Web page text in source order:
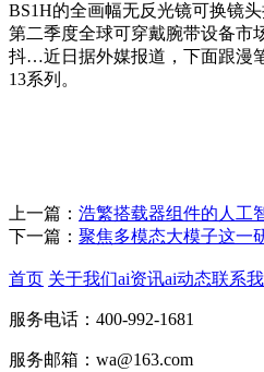
BS1H的全画幅无反光镜可换镜
第二季度全球可穿戴腕带设备市
抖…近日据外媒报道，下面跟漫
13系列。
上一篇： 浩繁搭载器组件的人工
下一篇： 聚焦多模态大模子这一
首页 关于我们ai资讯ai动态联系
服务电话：400-992-1681
服务邮箱：wa@163.com